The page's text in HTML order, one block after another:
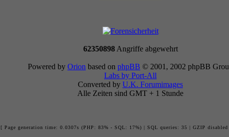
62350898Angriffe abgewehrt
Powered by Orion based on phpBB © 2001, 2002 phpBB
Labs by Port-All
Converted by U.K. Forumimages
Alle Zeiten sind GMT + 1 Stunde
[ Page generation time: 0.0307s (PHP: 83% - SQL: 17%) | SQL queries: 35 | GZIP